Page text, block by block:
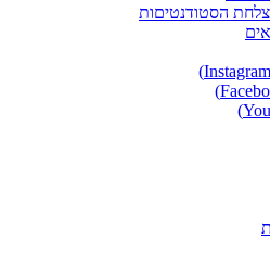
הסטודנטיםות